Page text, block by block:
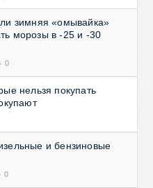
зимняя «омывайка»
морозы в -25 и -30
0
нельзя покупать
и бензиновые
0